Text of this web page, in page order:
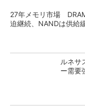
27年メモリ市場
迫継続、NANDは供給
ルネサ
ー需要